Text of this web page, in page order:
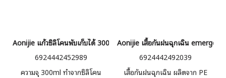
Aonijie แก้วซิลิโคนพับเก็บได้ 300 ml.
6924442452989
ความจุ 300ml ทำจากซิลิโคน
Aonijie เสื้อกันฝนฉุกเฉิน
6924442492039
เสื้อกันฝนฉุกเฉิน ผลิตจาก PE